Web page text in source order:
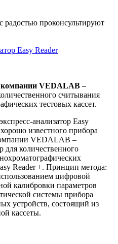
проконсультируют
компании VEDALAB –
считывания
тестовых кассет.
анализатор Easy
известного прибора
VEDALAB –
для количественного
Reader +. Принцип метода:
цифровой
калибровки параметров
системы прибора
устройств, состоящий из
кассеты.